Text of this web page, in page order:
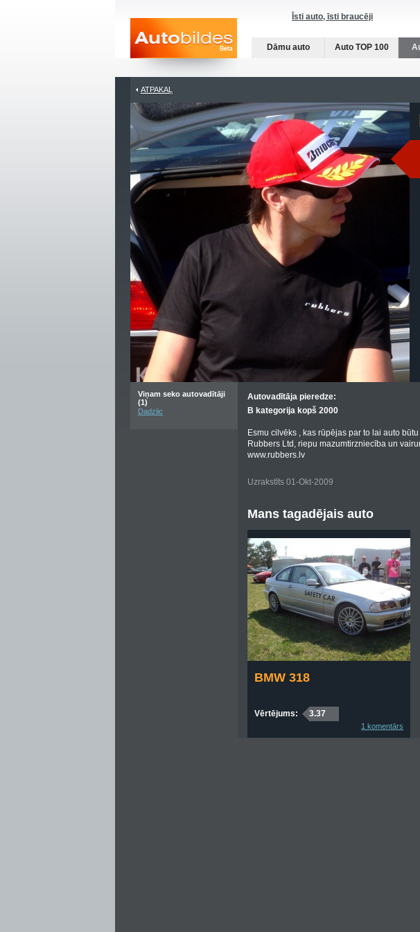
Īsti auto, īsti braucēji
Dāmu auto Auto TOP 100
ATPAKAĻ
Viņam seko autovadītāji
(1)
Dadziic
Autovadītāja pieredze:
B kategorija kopš 2000
Esmu cilvēks , kas rūpējas par to lai auto
Rubbers Ltd, riepu mazumtirzniecība un
www.rubbers.lv
Uzrakstīts 01-Okt-2009
Mans tagadējais auto
BMW 318
Vērtējums: 3.37
1 komentārs